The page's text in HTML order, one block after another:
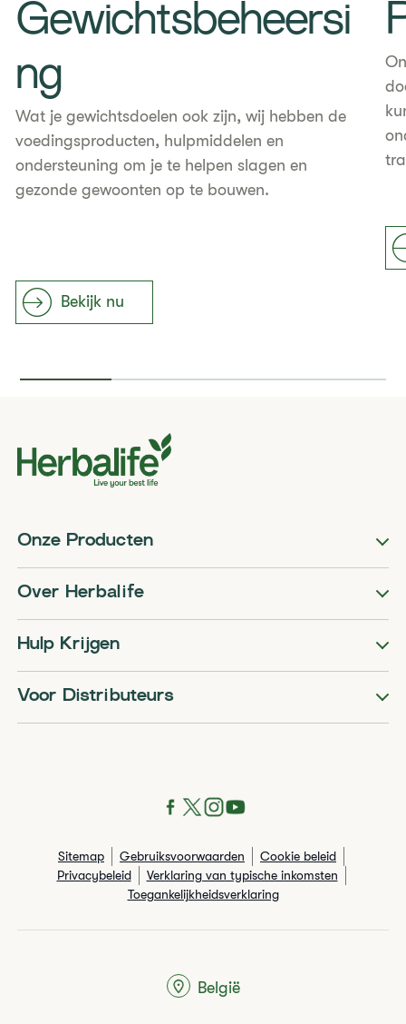
Gewichtsbeheersi
ng
Wat je gewichtsdoelen ook zijn, wij hebben de
voedingsproducten, hulpmiddelen en
ondersteuning om je te helpen slagen en
gezonde gewoonten op te bouwen.
Bekijk nu
Onze Producten
Over Herbalife
Hulp Krijgen
Voor Distributeurs
Sitemap Gebruiksvoorwaarden
Cookie beleid
Privacybeleid
Verklaring van typische inkomsten
Toegankelijkheidsverklaring
België